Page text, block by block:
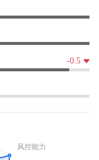
-0.5